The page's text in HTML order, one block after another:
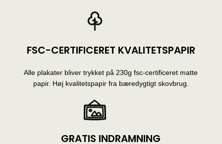
FSC-CERTIFICERET KVALITETSPAPIR
Alle plakater bliver trykket på 230g fsc-certificeret matte
papir. Høj kvalitetspapir fra bæredygtigt skovbrug.
GRATIS INDRAMNING